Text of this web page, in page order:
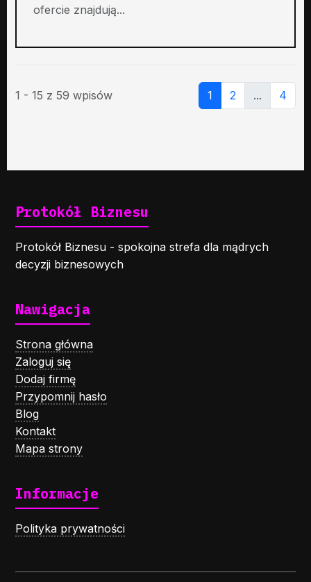
ofercie znajdują...
1 - 15 z 59 wpisów 1 2 ... 4
Protokół Biznesu
Protokół Biznesu - spokojna strefa dla mądrych
decyzji biznesowych
Nawigacja
Strona główna
Zaloguj się
Dodaj firmę
Przypomnij hasło
Blog
Kontakt
Mapa strony
Informacje
Polityka prywatności